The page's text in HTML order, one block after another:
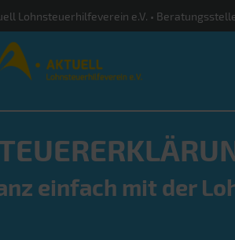
Lohnsteuerhilfeverein e.V. •
einfach mit der